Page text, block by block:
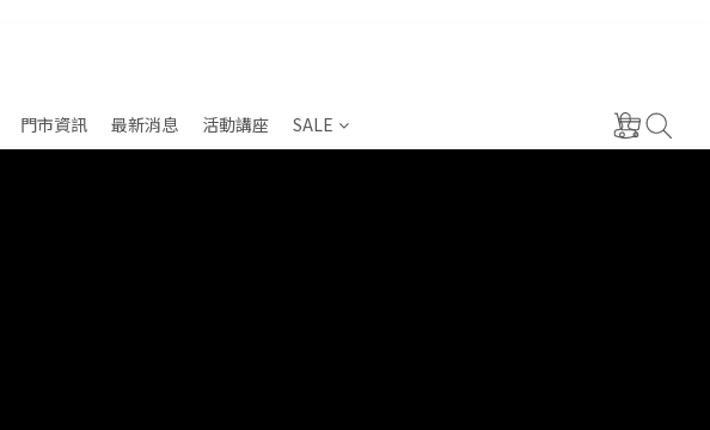
門市資訊 最新消息 活動講座 SALE